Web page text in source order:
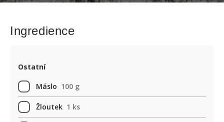
Ingredience
Ostatní
Máslo 100 g
Žloutek 1 ks